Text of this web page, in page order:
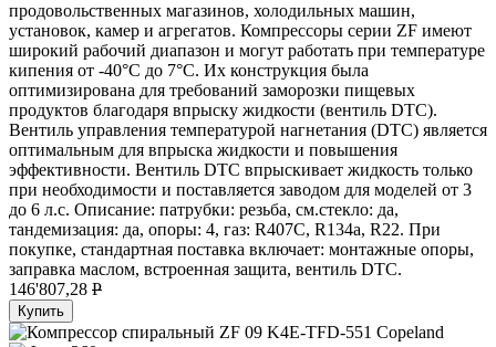
продовольственных магазинов, холодильных машин,
установок, камер и агрегатов. Компрессоры серии ZF имеют
широкий рабочий диапазон и могут работать при температуре
кипения от -40°C до 7°C. Их конструкция была
оптимизирована для требований заморозки пищевых
продуктов благодаря впрыску жидкости (вентиль DTC).
Вентиль управления температурой нагнетания (DTC) является
оптимальным для впрыска жидкости и повышения
эффективности. Вентиль DTC впрыскивает жидкость только
при необходимости и поставляется заводом для моделей от 3
до 6 л.с. Описание: патрубки: резьба, см.стекло: да,
тандемизация: да, опоры: 4, газ: R407C, R134a, R22. При
покупке, стандартная поставка включает: монтажные опоры,
заправка маслом, встроенная защита, вентиль DTC.
146'807,28 P
Купить